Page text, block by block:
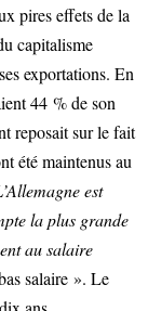
pires effets de la
capitalisme
exportations. En
44 % de son
reposait sur le fait
été maintenus au
est
la plus grande
au salaire
salaire ». Le